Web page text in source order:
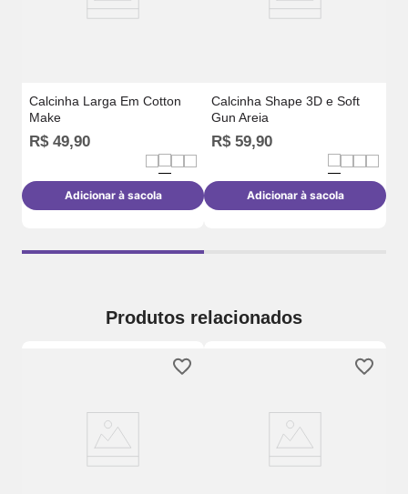
Calcinha Larga Em Cotton
Make
R$ 49,90
Adicionar à sacola
Calcinha Shape 3D e Soft
Gun Areia
R$ 59,90
Adicionar à sacola
Produtos relacionados